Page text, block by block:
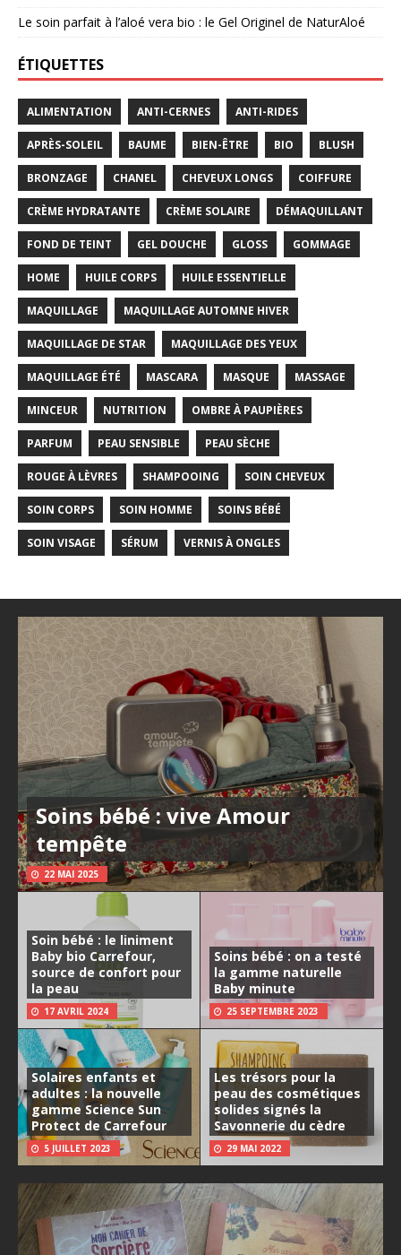
Le soin parfait à l’aloé vera bio : le Gel Originel de NaturAloé
ÉTIQUETTES
ALIMENTATION ANTI-CERNES ANTI-RIDES
APRÈS-SOLEIL BAUME BIEN-ÊTRE BIO BLUSH
BRONZAGE CHANEL CHEVEUX LONGS COIFFURE
CRÈME HYDRATANTE CRÈME SOLAIRE DÉMAQUILLANT
FOND DE TEINT GEL DOUCHE GLOSS GOMMAGE
HOME HUILE CORPS HUILE ESSENTIELLE
MAQUILLAGE MAQUILLAGE AUTOMNE HIVER
MAQUILLAGE DE STAR MAQUILLAGE DES YEUX
MAQUILLAGE ÉTÉ MASCARA MASQUE MASSAGE
MINCEUR NUTRITION OMBRE À PAUPIÈRES
PARFUM PEAU SENSIBLE PEAU SÈCHE
ROUGE À LÈVRES SHAMPOOING SOIN CHEVEUX
SOIN CORPS SOIN HOMME SOINS BÉBÉ
SOIN VISAGE SÉRUM VERNIS À ONGLES
Soins bébé : vive Amour
tempête
22 MAI 2025
Soin bébé : le liniment
Baby bio Carrefour,
source de confort pour
la peau
17 AVRIL 2024
Soins bébé : on a testé
la gamme naturelle
Baby minute
25 SEPTEMBRE 2023
Solaires enfants et
adultes : la nouvelle
gamme Science Sun
Protect de Carrefour
5 JUILLET 2023
Les trésors pour la
peau des cosmétiques
solides signés la
Savonnerie du cèdre
29 MAI 2022